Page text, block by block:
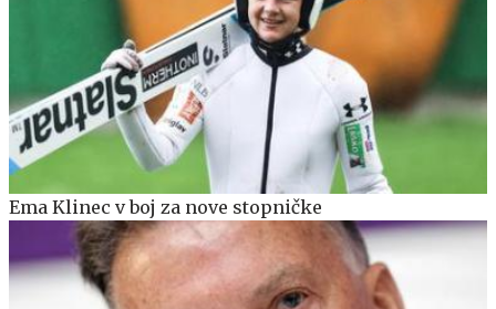
Ema Klinec v boj za nove stopničke